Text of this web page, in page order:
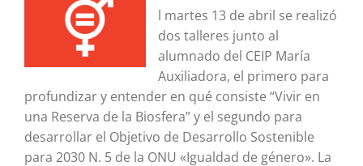
l martes 13 de abril se realizó
dos talleres junto al
alumnado del CEIP María
Auxiliadora, el primero para
profundizar y entender en qué consiste “Vivir en
una Reserva de la Biosfera” y el segundo para
desarrollar el Objetivo de Desarrollo Sostenible
para 2030 N. 5 de la ONU «Igualdad de género». La